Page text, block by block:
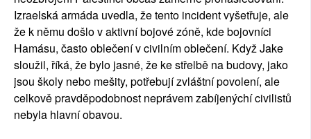
Izraelská armáda uvedla, že tento incident vyšetřuje, ale
že k němu došlo v aktivní bojové zóně, kde bojovníci
Hamásu, často oblečení v civilním oblečení. Když Jake
sloužil, říká, že bylo jasné, že ke střelbě na budovy, jako
jsou školy nebo mešity, potřebují zvláštní povolení, ale
celkově pravděpodobnost neprávem zabíjenýchí civilistů
nebyla hlavní obavou.